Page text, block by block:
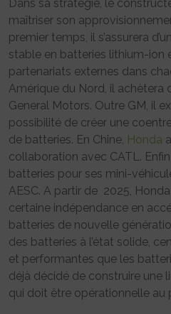
Dans sa stratégie, le
maîtriser son
premier temps, il s’assurera
stable en batteries lithium-ion
partenariats externes dans
Amérique du Nord, il achètera
General Motors. Outre GM, il
possibilité de créer une
de batteries. En Chine, Honda
collaboration avec CATL.
batteries pour ses mini-
AESC. A partir de 2025,
certaine indépendance en
batteries de nouvelle
des batteries à l’état solide,
et performantes que les
déjà décidé de construire une
qui doit être opérationnelle au